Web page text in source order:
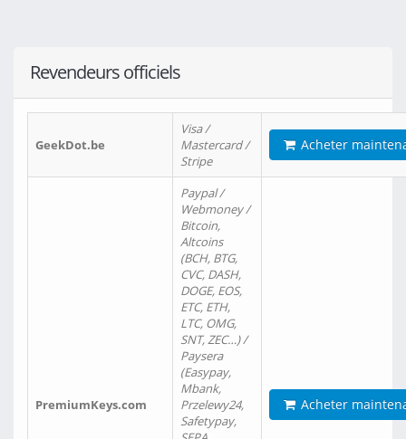
Revendeurs officiels
GeekDot.be
Visa /
Mastercard /
Stripe
Acheter
PremiumKeys.com
Paypal /
Webmoney /
Bitcoin,
Altcoins
(BCH, BTG,
CVC, DASH,
DOGE, EOS,
ETC, ETH,
LTC, OMG,
SNT, ZEC…) /
Paysera
(Easypay,
Mbank,
Przelewy24,
Safetypay,
Acheter